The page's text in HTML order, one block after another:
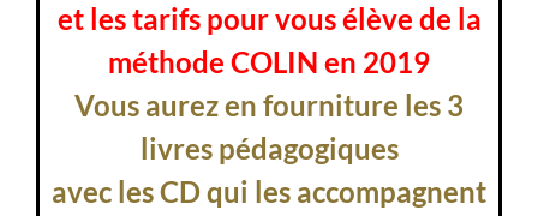
et les tarifs pour vous élève de la
méthode COLIN en 2019
Vous aurez en fourniture les 3
livres pédagogiques
avec les CD qui les accompagnent